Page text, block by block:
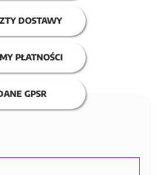
DOSTAWY
PŁATNOŚCI
GPSR